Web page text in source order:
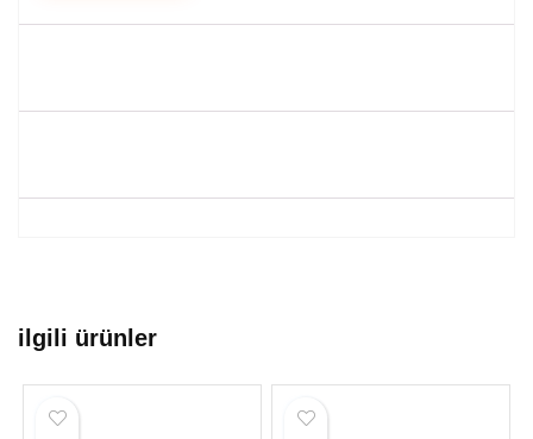
ilgili ürünler